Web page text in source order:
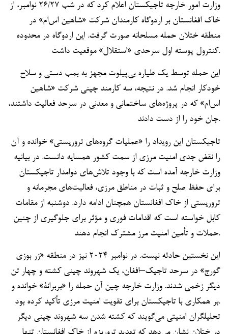
وزارت امور خارجه تاجیکستان اعلام کرد که در شب ۲۶/۲۷ نوامبر، از
خاک افغانستان بر اردوگاه کارمندان شرکت «شاهین اس‌ام» در
منطقه ختلان حمله مسلحانه صورت گرفت. این اردوگاه در محدوده
کنترول پوسته اول سرحدی «استقلال» موقعیت داشت.
این حمله توسط یک طیاره بی‌پیلوت مجهز به بمب دستی و سلاح
خودکار انجام شد. در نتیجه، سه کارمند چینی شرکت «شاهین
اس‌ام» که در پروژه‌های ساختمانی و معدنی در سرحد فعالیت داشتند،
جان خود را از دست دادند.
تاجیکستان این رویداد را «عملیات گروه‌های تروریستی» خوانده و آن
را نقض جدی امنیت مرزی از سمت کشور همسایه دانست. در بیانیه
وزارت خارجه آمده است که با وجود تلاش‌های دوامدار تاجیکستان
برای حفظ صلح و ثبات در مناطق مرزی، فعالیت‌های مجرمانه و
تروریستی از خاک افغانستان همچنان ادامه دارد. دوشنبه از مقامات
کابل خواسته است که اقدامات فوری و مؤثر برای جلوگیری از چنین
حملات و تأمین امنیت مرز مشترک انجام دهند.
این نخستین حادثه نیست. در نوامبر ۲۰۲۴ نیز در منطقه «زر بوزی
گورج» در سرحد تاجیک–افغان، یک شهروند چینی کشته و چهار تن
دیگر زخمی شدند. وزارت خارجه چین آن حمله را «بربرانۀ» خوانده و
بر همکاری با تاجیکستان برای تقویت امنیت مرزی تأکید کرده بود.
تحلیلگران امنیتی می‌گویند که کشته شدن سه شهروند چینی دیگر